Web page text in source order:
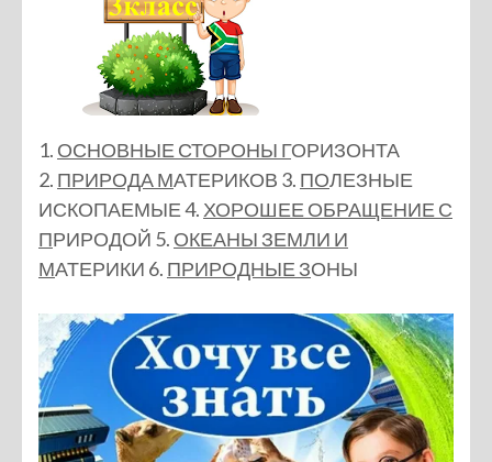
1. ОСНОВНЫЕ СТОРОНЫ ГОРИЗОНТА
2. ПРИРОДА МАТЕРИКОВ 3. ПОЛЕЗНЫЕ
ИСКОПАЕМЫЕ 4.ХОРОШЕЕ ОБРАЩЕНИЕ С
ПРИРОДОЙ 5. ОКЕАНЫ ЗЕМЛИ И
МАТЕРИКИ 6. ПРИРОДНЫЕ ЗОНЫ